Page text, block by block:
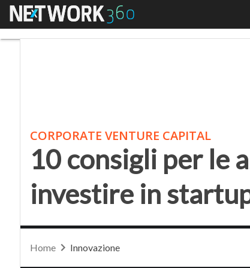
Menu
CORPORATE VENTURE CAPITAL
10 consigli per le
investire in
Home Innovazione